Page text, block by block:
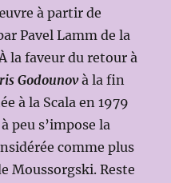
à partir de
Pavel Lamm de la
la faveur du retour à
Godounovà la fin
à la Scala en 1979
peu s’impose la
comme plus
Moussorgski. Reste